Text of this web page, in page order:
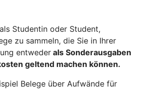
Studentin oder Student,
zu sammeln, die Sie in Ihrer
entweder als Sonderausgaben
geltend machen können.
Belege über Aufwände für